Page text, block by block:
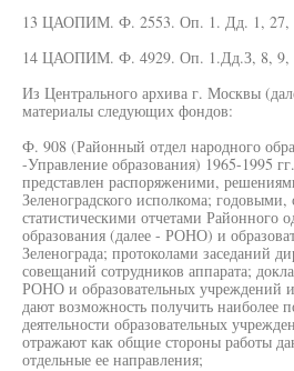
13 ЦАОПИМ. Ф. 2553. Оп. 1. Дд. 1, 27,
14 ЦАОПИМ. Ф. 4929. Оп. 1.Дд.З, 8, 9,
Из Центрального архива г. Москвы
материалы следующих фондов:
Ф. 908 (Районный отдел народного
-Управление образования) 1965-1995
представлен распоряженими,
Зеленоградского исполкома;
статистическими отчетами Районного
образования (далее - РОНО) и
Зеленограда; протоколами заседаний
совещаний сотрудников аппарата;
РОНО и образовательных учреждений
дают возможность получить наиболее
деятельности образовательных
отражают как общие стороны работы
отдельные ее направления;